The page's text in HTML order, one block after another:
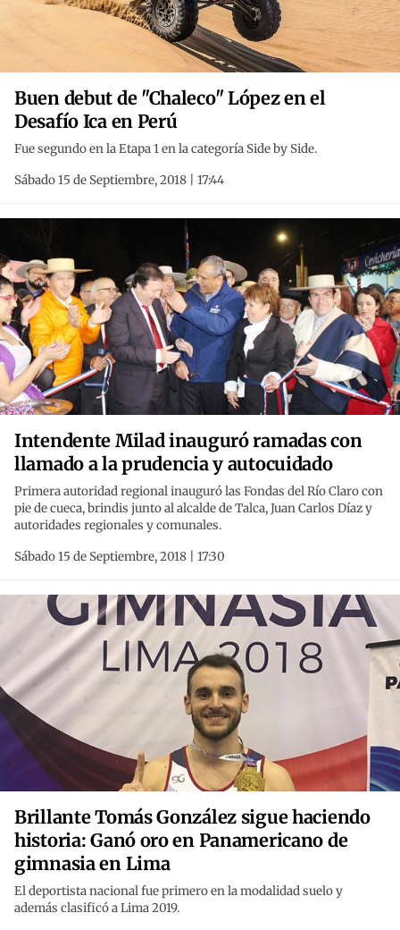
Buen debut de "Chaleco" López en el
Desafío Ica en Perú
Fue segundo en la Etapa 1 en la categoría Side by Side.
Sábado 15 de Septiembre, 2018 | 17:44
Intendente Milad inauguró ramadas con
llamado a la prudencia y autocuidado
Primera autoridad regional inauguró las Fondas del Río Claro con
pie de cueca, brindis junto al alcalde de Talca, Juan Carlos Díaz y
autoridades regionales y comunales.
Sábado 15 de Septiembre, 2018 | 17:30
Brillante Tomás González sigue haciendo
historia: Ganó oro en Panamericano de
gimnasia en Lima
El deportista nacional fue primero en la modalidad suelo y
además clasificó a Lima 2019.